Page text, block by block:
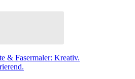
& Fasermaler: Kreativ.